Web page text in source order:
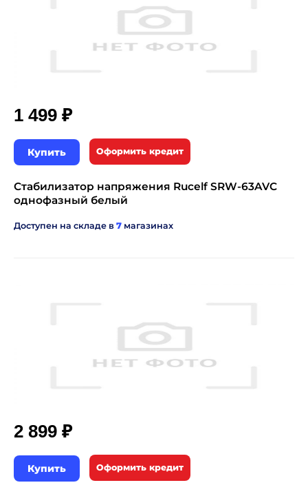
1 499 ₽
Купить Оформить кредит
Стабилизатор напряжения Rucelf SRW-63AVC
однофазный белый
Доступен на складе в 7 магазинах
2 899 ₽
Купить Оформить кредит